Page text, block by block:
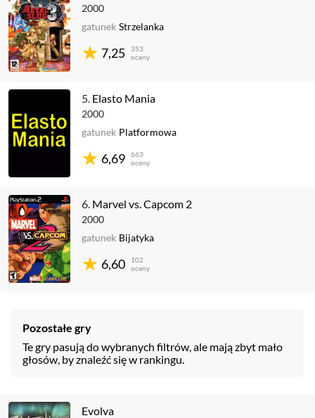
2000
7,25
353
oceny
gatunek Strzelanka
5. Elasto Mania
2000
6,69
663
oceny
gatunek Platformowa
6. Marvel vs. Capcom 2
2000
6,60
102
oceny
gatunek Bijatyka
Pozostałe gry
Te gry pasują do wybranych filtrów, ale mają zbyt mało
głosów, by znaleźć się w rankingu.
Evolva